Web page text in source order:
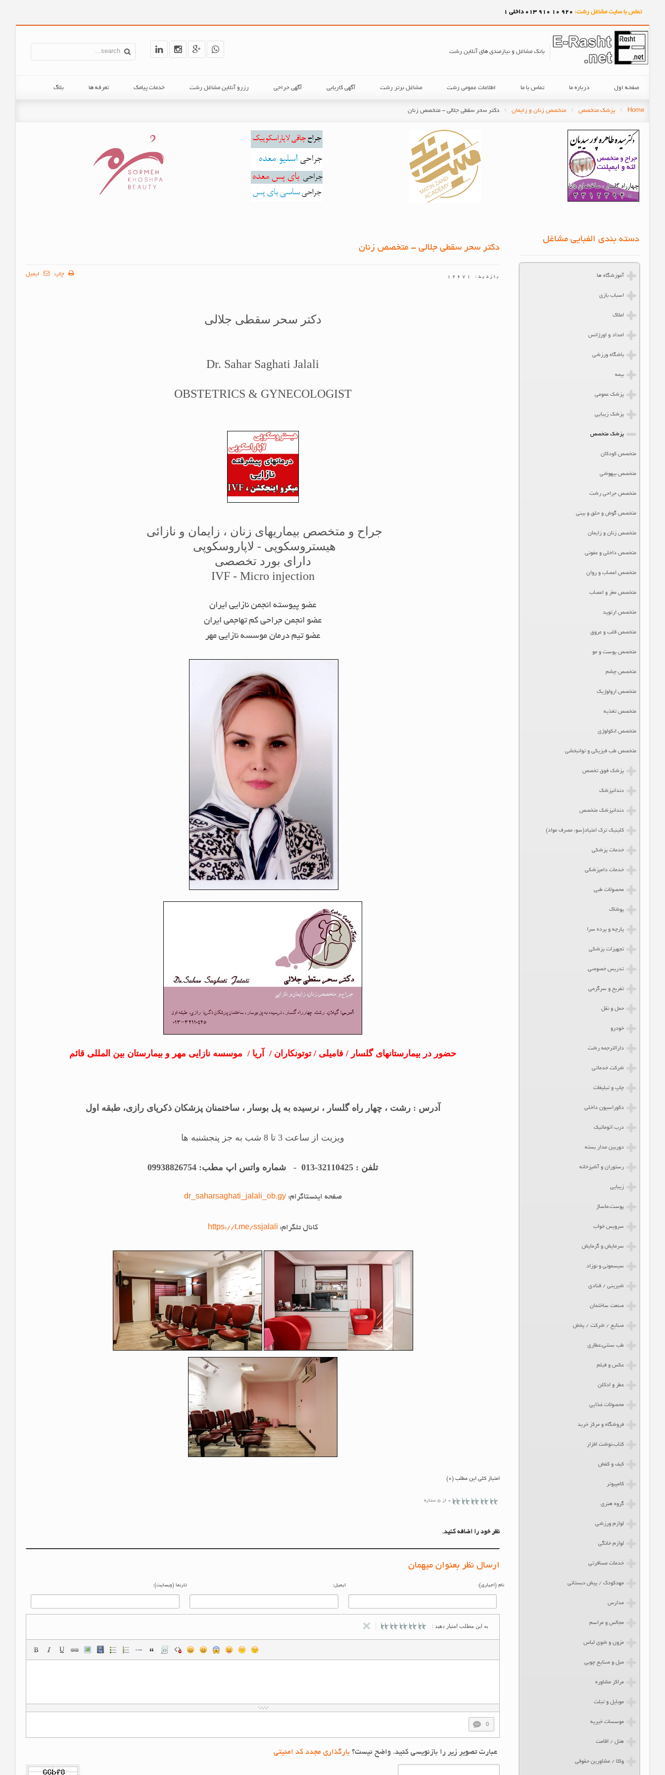
تماس با سایت مشاغل رشت: 920
10
910 013 داخلی 1
بانک مشاغل و نیازمندی های آنلاین رشت
صفحه اول درباره ما تماس با ما اطلاعات عمومی رشت مشاغل برتر رشت آگهی کاریابی آگهی حراجی رزرو آنلاین مشاغل رشت خدمات پیامک تعرفه ها بلاگ
Home پزشک متخصص متخصص زنان و زایمان دکتر سحر سقطی جلالی - متخصص زنان
دکتر سحر سقطی جلالی - متخصص زنان
ایمیل چاپ بازدید: 12671
دکتر سحر سقطی جلالی
Dr. Sahar Saghati Jalali
OBSTETRICS & GYNECOLOGIST
جراح و متخصص بیماریهای زنان ، زایمان و نازائی
هیستروسکوپی - لاپاروسکوپی
دارای بورد تخصصی
IVF - Micro injection
عضو پیوسته انجمن نازایی ایران
عضو انجمن جراحی کم تهاجمی ایران
عضو تیم درمان موسسه نازایی مهر
حضور در بیمارستانهای گلسار / فامیلی / توتونکاران / آریا / موسسه نازایی مهر و بیمارستان بین المللی قائم
آدرس : رشت ، چهار راه گلسار ، نرسیده به پل بوسار ، ساختمنان پزشکان ذکریای رازی، طبقه اول
ویزیت از ساعت 3 تا 8 شب به جز پنجشنبه ها
تلفن : 32110425-013 - شماره واتس اپ مطب: 09938826754
صفحه اینستاگرام:dr_saharsaghati_jalali_ob.gy
کانال تلگرام: https://t.me/ssjalali
امتیاز کلی این مطلب (0)
0 از 5 ستاره
نظر خود را اضافه کنید.
ارسال نظر بعنوان میهمان
نام (اجباری): ایمیل: تارنما (وبسایت):
به این مطلب امتیاز دهید :
0
عبارت تصویر زیر را بازنویسی کنید. واضح نیست؟ بارگذاری مجدد کد امنیتی
دسته بندی الفبایی مشاغل
آموزشگاه ها
اسباب بازی
املاک
امداد و اورژانس
باشگاه ورزشی
بیمه
پزشک عمومی
پزشک زیبایی
پزشک متخصص
متخصص کودکان
متخصص بیهوشی
متخصص جراحی رشت
متخصص گوش و حلق و بینی
متخصص زنان و زایمان
متخصص داخلی و عفونی
متخصص اعصاب و روان
متخصص مغز و اعصاب
متخصص ارتوپد
متخصص قلب و عروق
متخصص پوست و مو
متخصص چشم
متخصص ارولوژیک
متخصص تغذیه
متخصص انکولوژی
متخصص طب فیزیکی و توانبخشی
پزشک فوق تخصص
دندانپزشک
دندانپزشک متخصص
کلینیک ترک اعتیاد(سوء مصرف مواد)
خدمات پزشکی
خدمات دامپزشکی
محصولات طبی
پوشاک
پارچه و پرده سرا
تجهیزات پزشکی
تدریس خصوصی
تفریح و سرگرمی
حمل و نقل
خودرو
دارالترجمه رشت
شرکت خدماتی
چاپ و تبلیغات
دکوراسیون داخلی
درب اتوماتیک
دوربین مدار بسته
رستوران و آشپزخانه
زیبایی
پوست،ماساژ
سرویس خواب
سرمایش و گرمایش
سیسمونی و نوزاد
شیرینی / قنادی
صنعت ساختمان
صنایع / شرکت / پخش
طب سنتی،عطاری
عکس و فیلم
عطر و ادکلن
محصولات غذایی
فروشگاه و مرکز خرید
کتاب،نوشت افزار
کیف و کفش
کامپیوتر
گروه هنری
لوازم ورزشی
لوازم خانگی
خدمات مسافرتی
مهدکودک / پیش دبستانی
مدارس
مجالس و مراسم
مزون و شوی لباس
مبل و صنایع چوبی
مراکز مشاوره
موبایل و تبلت
موسسات خیریه
هتل / اقامت
وکلا / مشاورین حقوقی